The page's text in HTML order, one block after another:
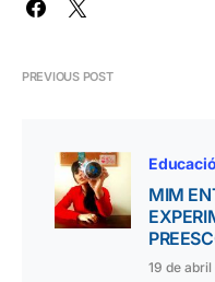
PREVIOUS POST
MIM
19 de abril